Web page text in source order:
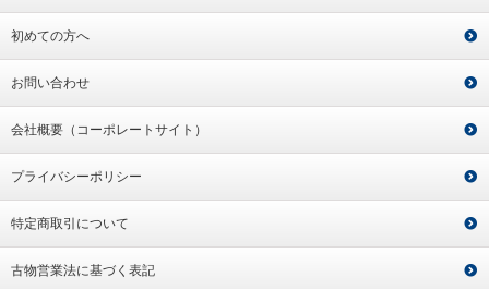
初めての方へ
お問い合わせ
会社概要（コーポレートサイト）
プライバシーポリシー
特定商取引について
古物営業法に基づく表記